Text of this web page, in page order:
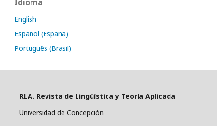
Idioma
English
Español (España)
Português (Brasil)
RLA. Revista de Lingüística y Teoría Aplicada
Universidad de Concepción